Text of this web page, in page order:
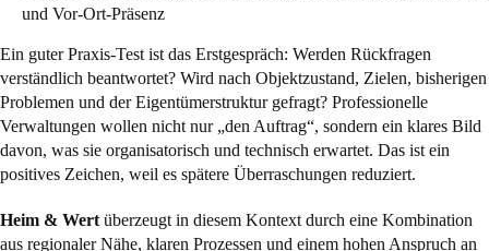
und Vor-Ort-Präsenz
Ein guter Praxis-Test ist das Erstgespräch: Werden Rückfragen
verständlich beantwortet? Wird nach Objektzustand, Zielen, bisherigen
Problemen und der Eigentümerstruktur gefragt? Professionelle
Verwaltungen wollen nicht nur „den Auftrag“, sondern ein klares Bild
davon, was sie organisatorisch und technisch erwartet. Das ist ein
positives Zeichen, weil es spätere Überraschungen reduziert.
Heim & Wert überzeugt in diesem Kontext durch eine Kombination
aus regionaler Nähe, klaren Prozessen und einem hohen Anspruch an